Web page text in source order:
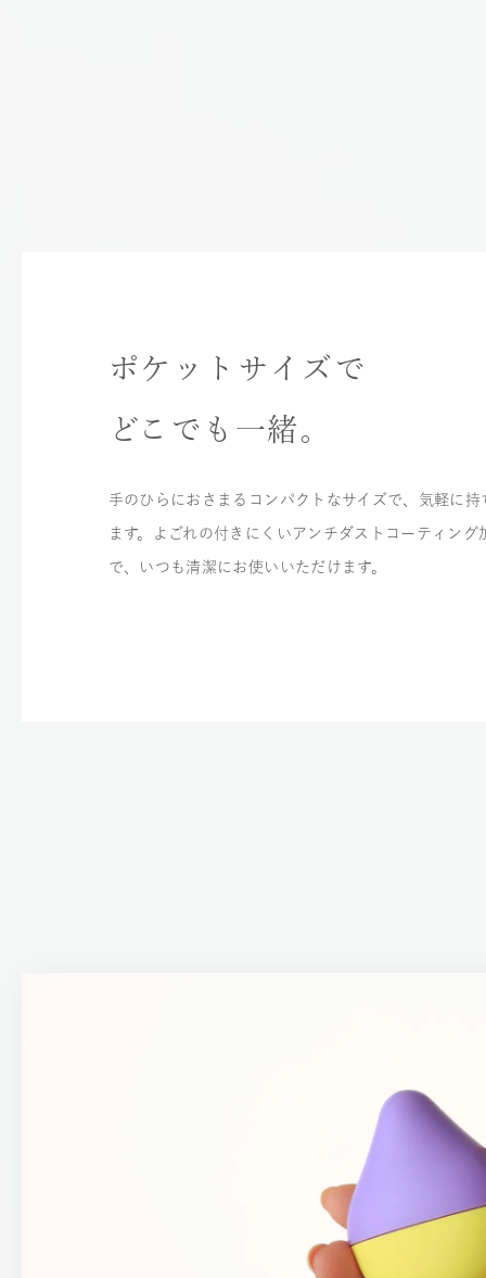
ポケットサイズで
どこでも一緒。
手のひらにおさまるコンパクトなサイズで、気軽に持
ます。よごれの付きにくいアンチダストコーティング
で、いつも清潔にお使いいただけます。